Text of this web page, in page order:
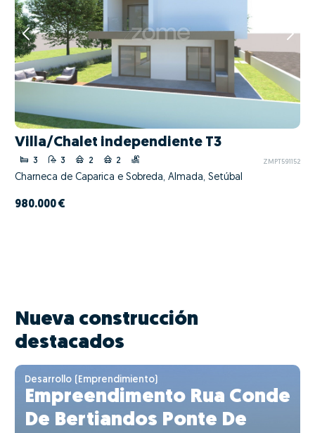
Villa/Chalet independiente T3
3 3 2 2 ZMPT591152
Charneca de Caparica e Sobreda, Almada, Setúbal
980.000 €
Nueva construcción
destacados
Desarrollo (Emprendimiento)
Empreendimento Rua Conde
De Bertiandos Ponte De